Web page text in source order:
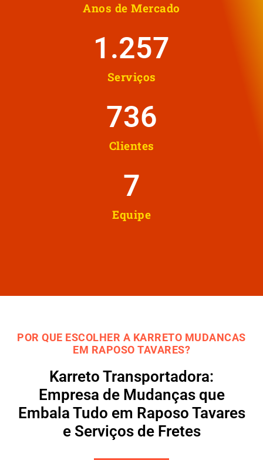
Anos de Mercado
Serviços
1.258
Clientes
737
Equipe
8
POR QUE ESCOLHER A KARRETO MUDANCAS
EM RAPOSO TAVARES?
Karreto Transportadora:
Empresa de Mudanças que
Embala Tudo em Raposo Tavares
e Serviços de Fretes